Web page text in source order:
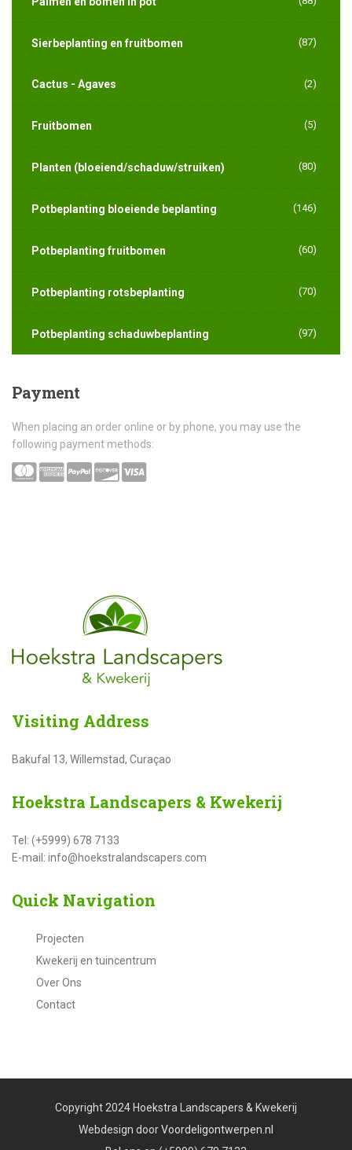
Sierbeplanting en fruitbomen (87)
Cactus - Agaves (2)
Fruitbomen (5)
Planten (bloeiend/schaduw/struiken) (80)
Potbeplanting bloeiende beplanting (146)
Potbeplanting fruitbomen (60)
Potbeplanting rotsbeplanting (70)
Potbeplanting schaduwbeplanting (97)
Payment
When placing an order online or by phone, you may use the
following payment methods:
Visiting Address
Bakufal 13, Willemstad, Curaçao
Hoekstra Landscapers & Kwekerij
Tel: (+5999) 678 7133
E-mail: info@hoekstralandscapers.com
Quick Navigation
Projecten
Kwekerij en tuincentrum
Over Ons
Contact
Copyright 2024 Hoekstra Landscapers & Kwekerij
Webdesign doorVoordeligontwerpen.nl